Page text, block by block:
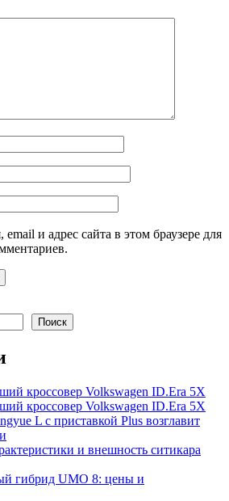
и адрес сайта в этом браузере для
Поиск
кроссовер Volkswagen ID.Era 5X
кроссовер Volkswagen ID.Era 5X
L с приставкой Plus возглавит
и внешность ситикара
гибрид UMO 8: цены и